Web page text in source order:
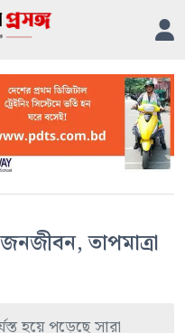
তাপমাত্রা
হয়ে পড়েছে সারা